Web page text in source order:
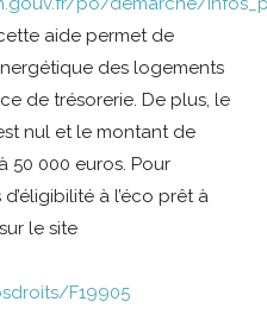
aide permet de
des logements
de trésorerie. De plus, le
nul et le montant de
50 000 euros. Pour
à l’éco prêt à
le site
F19905